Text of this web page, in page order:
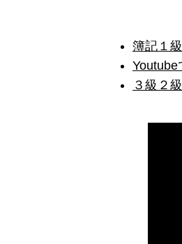
簿記１
Youtube
３級２